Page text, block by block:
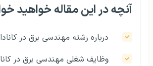
آنچه در این مقاله خواهید
درباره رشته مهندسی برق در کانادا
وظایف شغلی مهندسی برق در